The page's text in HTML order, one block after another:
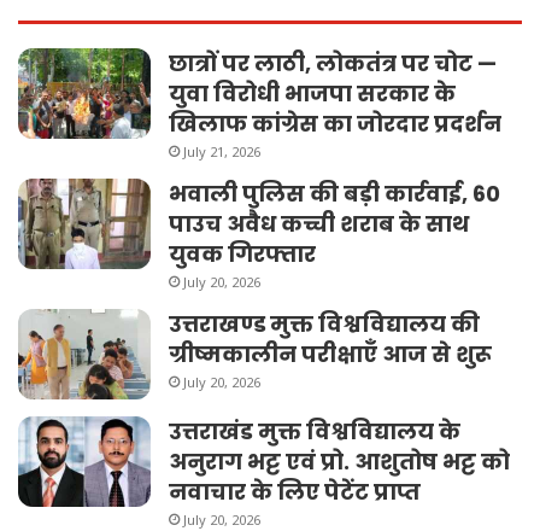
छात्रों पर लाठी, लोकतंत्र पर चोट —
युवा विरोधी भाजपा सरकार के
खिलाफ कांग्रेस का जोरदार प्रदर्शन
July 21, 2026
भवाली पुलिस की बड़ी कार्रवाई, 60
पाउच अवैध कच्ची शराब के साथ
युवक गिरफ्तार
July 20, 2026
उत्तराखण्ड मुक्त विश्वविद्यालय की
ग्रीष्मकालीन परीक्षाएँ आज से शुरू
July 20, 2026
उत्तराखंड मुक्त विश्वविद्यालय के
अनुराग भट्ट एवं प्रो. आशुतोष भट्ट को
नवाचार के लिए पेटेंट प्राप्त
July 20, 2026